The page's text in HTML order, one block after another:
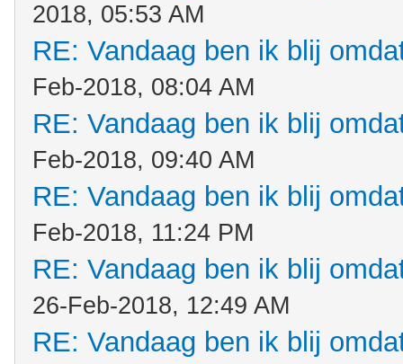
2018, 05:53 AM
RE: Vandaag ben ik blij
Feb-2018, 08:04 AM
RE: Vandaag ben ik blij
Feb-2018, 09:40 AM
RE: Vandaag ben ik blij
Feb-2018, 11:24 PM
RE: Vandaag ben ik blij
26-Feb-2018, 12:49 AM
RE: Vandaag ben ik blij